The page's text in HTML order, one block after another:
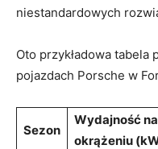
niestandardowych
Oto przykładowa
pojazdach Porsche w
Sezon
Wydajność na
okrążeniu